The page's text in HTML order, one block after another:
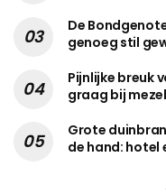
De
genoeg stil
Pijnlijke breuk
graag bij
Grote
de hand: